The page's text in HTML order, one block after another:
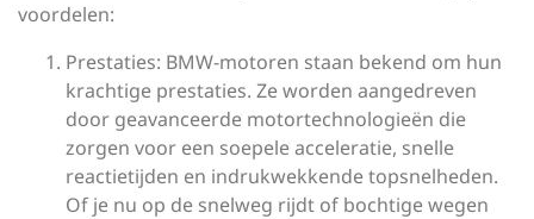
voordelen:
Prestaties: BMW-motoren staan bekend om hun
krachtige prestaties. Ze worden aangedreven
door geavanceerde motortechnologieën die
zorgen voor een soepele acceleratie, snelle
reactietijden en indrukwekkende topsnelheden.
Of je nu op de snelweg rijdt of bochtige wegen